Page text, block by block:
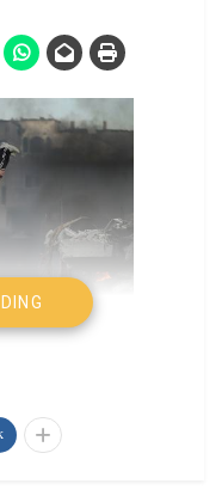
en la serie
después de